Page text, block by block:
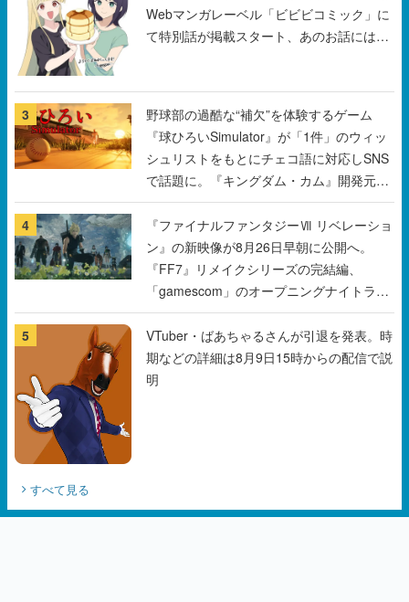
3
野球部の過酷な“補欠”を体験するゲーム
シュリストをもとにチェコ語に対応しSNS
で話題に。『キングダム・カム』開発元や
チェコのプロ野球選手から称賛の声
4
『ファイナルファンタジーⅦ リベレーショ
ン』の新映像が8月26日早朝に公開へ。
『FF7』リメイクシリーズの完結編、
「gamescom」のオープニングナイトライ
ブにてディレクターの浜口直樹氏が登壇す
る予定
5
VTuber・ばあちゃるさんが引退を発表。時
期などの詳細は8月9日15時からの配信で説
明
すべて見る